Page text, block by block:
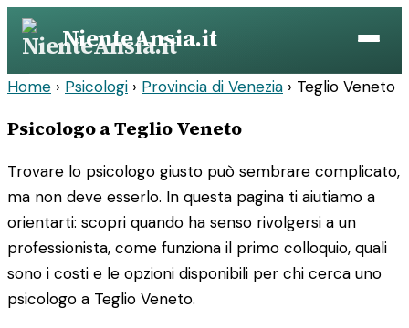
Vai
contenuto
NienteAnsia.it
Home › Psicologi › Provincia di Venezia › Teglio Veneto
Psicologo a Teglio Veneto
Trovare lo psicologo giusto può sembrare complicato,
ma non deve esserlo. In questa pagina ti aiutiamo a
orientarti: scopri quando ha senso rivolgersi a un
professionista, come funziona il primo colloquio, quali
sono i costi e le opzioni disponibili per chi cerca uno
psicologo a Teglio Veneto.